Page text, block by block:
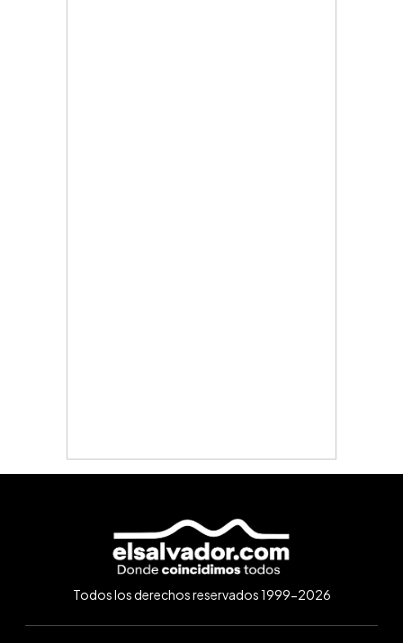
Todos los derechos reservados 1999-2026